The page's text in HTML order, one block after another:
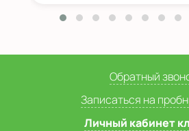
Обратный
Записаться на
Личный кабинет